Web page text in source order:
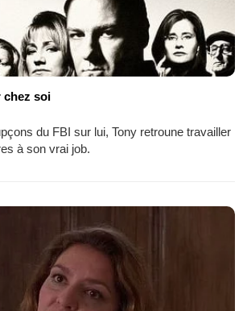
chez soi
du FBI sur lui, Tony retroune travailler
à son vrai job.